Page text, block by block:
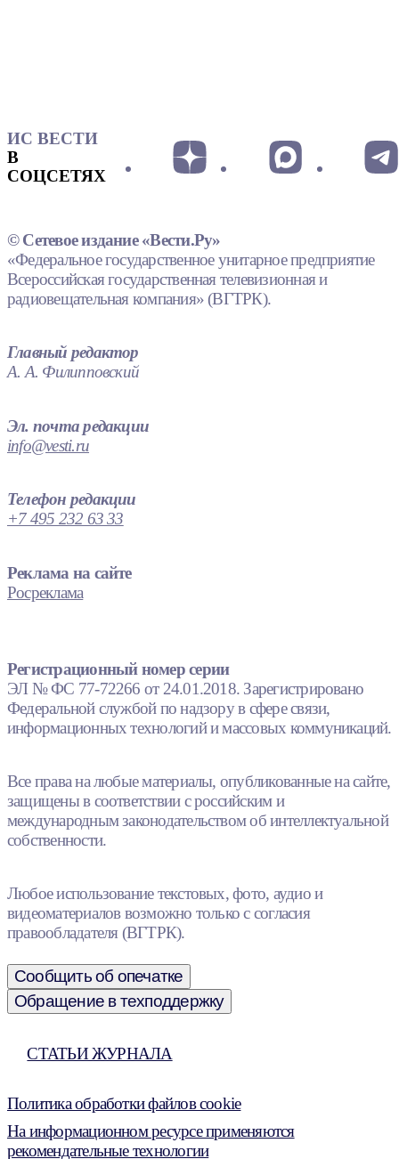
ИС ВЕСТИ
В
СОЦСЕТЯХ
© Сетевое издание «Вести.Ру»
«Федеральное государственное унитарное предприятие
Всероссийская государственная телевизионная и
радиовещательная компания» (ВГТРК).
Главный редактор
А. А. Филипповский
Эл. почта редакции
info@vesti.ru
Телефон редакции
+7 495 232 63 33
Реклама на сайте
Росреклама
Регистрационный номер серии
ЭЛ № ФС 77-72266 от 24.01.2018. Зарегистрировано
Федеральной службой по надзору в сфере связи,
информационных технологий и массовых коммуникаций.
Все права на любые материалы, опубликованные на сайте,
защищены в соответствии с российским и
международным законодательством об интеллектуальной
собственности.
Любое использование текстовых, фото, аудио и
видеоматериалов возможно только с согласия
правообладателя (ВГТРК).
Сообщить об опечатке
Обращение в техподдержку
СТАТЬИ ЖУРНАЛА
Политика обработки файлов cookie
На информационном ресурсе применяются
рекомендательные технологии